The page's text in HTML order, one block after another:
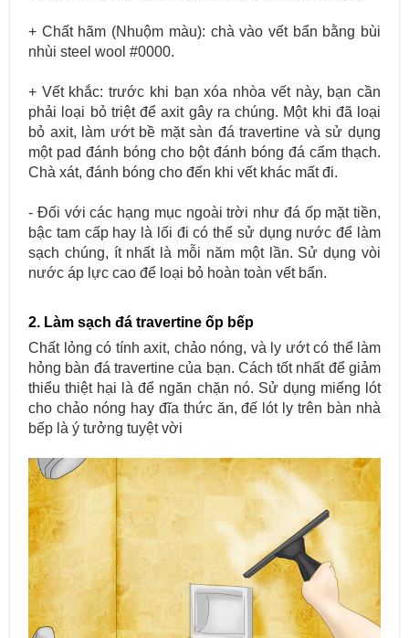
+ Chất hãm (Nhuộm màu): chà vào vết bẩn bằng bùi
nhùi steel wool #0000.
+ Vết khắc: trước khi bạn xóa nhòa vết này, bạn cần
phải loại bỏ triệt để axit gây ra chúng. Một khi đã loại
bỏ axit, làm ướt bề mặt sàn đá travertine và sử dụng
một pad đánh bóng cho bột đánh bóng đá cẩm thạch.
Chà xát, đánh bóng cho đến khi vết khác mất đi.
- Đối với các hạng mục ngoài trời như đá ốp mặt tiền,
bậc tam cấp hay là lối đi có thể sử dụng nước để làm
sạch chúng, ít nhất là mỗi năm một lần. Sử dụng vòi
nước áp lực cao để loại bỏ hoàn toàn vết bẩn.
2. Làm sạch đá travertine ốp bếp
Chất lỏng có tính axit, chảo nóng, và ly ướt có thể làm
hỏng bàn đá travertine của bạn. Cách tốt nhất để giảm
thiểu thiệt hại là để ngăn chặn nó. Sử dụng miếng lót
cho chảo nóng hay đĩa thức ăn, đế lót ly trên bàn nhà
bếp là ý tưởng tuyệt vời